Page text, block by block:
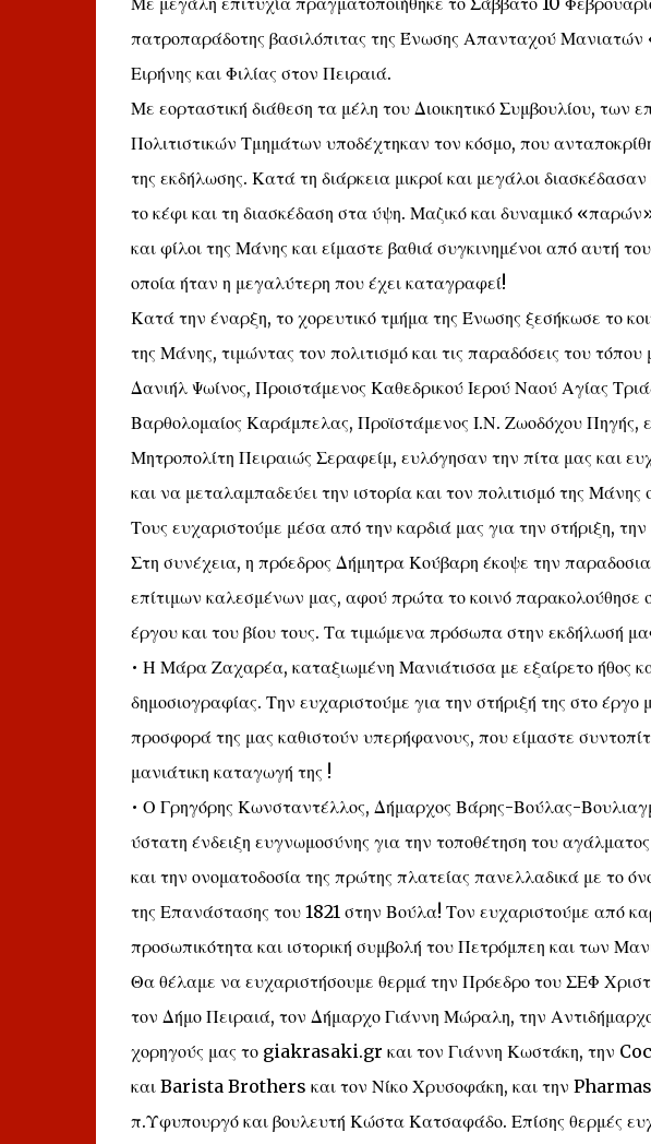
πατροπαράδοτης βασιλόπιτας της Ένωσης Απανταχού
Ειρήνης και Φιλίας στον Πειραιά.
Με εορταστική διάθεση τα μέλη του Διοικητικό Συμβουλίου,
Πολιτιστικών Τμημάτων υποδέχτηκαν τον κόσμο, που
της εκδήλωσης. Κατά τη διάρκεια μικροί και μεγάλοι
το κέφι και τη διασκέδαση στα ύψη. Μαζικό και δυναμικό
και φίλοι της Μάνης και είμαστε βαθιά συγκινημένοι από αυτή
οποία ήταν η μεγαλύτερη που έχει καταγραφεί!
Κατά την έναρξη, το χορευτικό τμήμα της Ένωσης ξεσήκωσε το
της Μάνης, τιμώντας τον πολιτισμό και τις παραδόσεις του
Δανιήλ Ψωίνος, Προιστάμενος Καθεδρικού Ιερού Ναού Αγίας
Βαρθολομαίος Καράμπελας, Προϊστάμενος Ι.Ν. Ζωοδόχου Πηγής,
Μητροπολίτη Πειραιώς Σεραφείμ, ευλόγησαν την πίτα μας και
και να μεταλαμπαδεύει την ιστορία και τον πολιτισμό της Μάνης
Τους ευχαριστούμε μέσα από την καρδιά μας για την στήριξη, την
Στη συνέχεια, η πρόεδρος Δήμητρα Κούβαρη έκοψε την
επίτιμων καλεσμένων μας, αφού πρώτα το κοινό παρακολούθησε
έργου και του βίου τους. Τα τιμώμενα πρόσωπα στην εκδήλωσή
• Η Μάρα Ζαχαρέα, καταξιωμένη Μανιάτισσα με εξαίρετο ήθος
δημοσιογραφίας. Την ευχαριστούμε για την στήριξή της στο έργο
προσφορά της μας καθιστούν υπερήφανους, που είμαστε
μανιάτικη καταγωγή της !
• Ο Γρηγόρης Κωνσταντέλλος, Δήμαρχος Βάρης-Βούλας-
ύστατη ένδειξη ευγνωμοσύνης για την τοποθέτηση του
και την ονοματοδοσία της πρώτης πλατείας πανελλαδικά με το
της Επανάστασης του 1821 στην Βούλα! Τον ευχαριστούμε από
προσωπικότητα και ιστορική συμβολή του Πετρόμπεη και των
Θα θέλαμε να ευχαριστήσουμε θερμά την Πρόεδρο του ΣΕΦ
τον Δήμο Πειραιά, τον Δήμαρχο Γιάννη Μώραλη, την
χορηγούς μας το giakrasaki.gr και τον Γιάννη Κωστάκη, την
και Barista Brothers και τον Νίκο Χρυσοφάκη, και την
π.Υφυπουργό και βουλευτή Κώστα Κατσαφάδο. Επίσης θερμές